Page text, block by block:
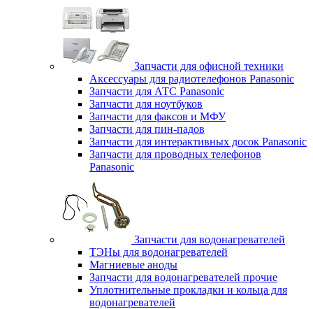
Запчасти для офисной техники
Аксессуары для радиотелефонов Panasonic
Запчасти для АТС Panasonic
Запчасти для ноутбуков
Запчасти для факсов и МФУ
Запчасти для пин-падов
Запчасти для интерактивных досок Panasonic
Запчасти для проводных телефонов
Panasonic
Запчасти для водонагревателей
ТЭНы для водонагревателей
Магниевые аноды
Запчасти для водонагревателей прочие
Уплотнительные прокладки и кольца для
водонагревателей